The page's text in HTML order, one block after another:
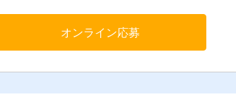
オンライン応募